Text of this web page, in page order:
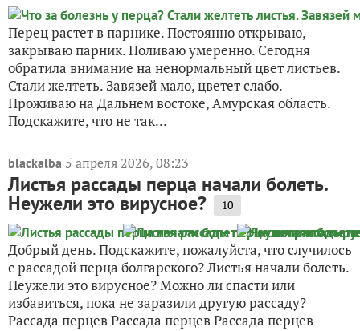
Перец растет в парнике. Постоянно открываю,
закрываю парник. Поливаю умеренно. Сегодня
обратила внимание на ненормальный цвет листьев.
Стали желтеть. Завязей мало, цветет слабо.
Проживаю на Дальнем востоке, Амурская область.
Подскажите, что не так...
blackalba 5 апреля 2026, 08:23
Листья рассады перца начали болеть.
Неужели это вирусное? 10
Добрый день. Подскажите, пожалуйста, что случилось
с рассадой перца болгарского? Листья начали болеть.
Неужели это вирусное? Можно ли спасти или
избавиться, пока не заразили другую рассаду?
Рассада перцев Рассада перцев Рассада перцев